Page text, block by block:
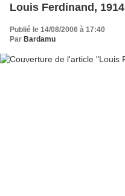
Louis Ferdinand, 1914
Publié le 14/08/2006 à 17:40
Par Bardamu